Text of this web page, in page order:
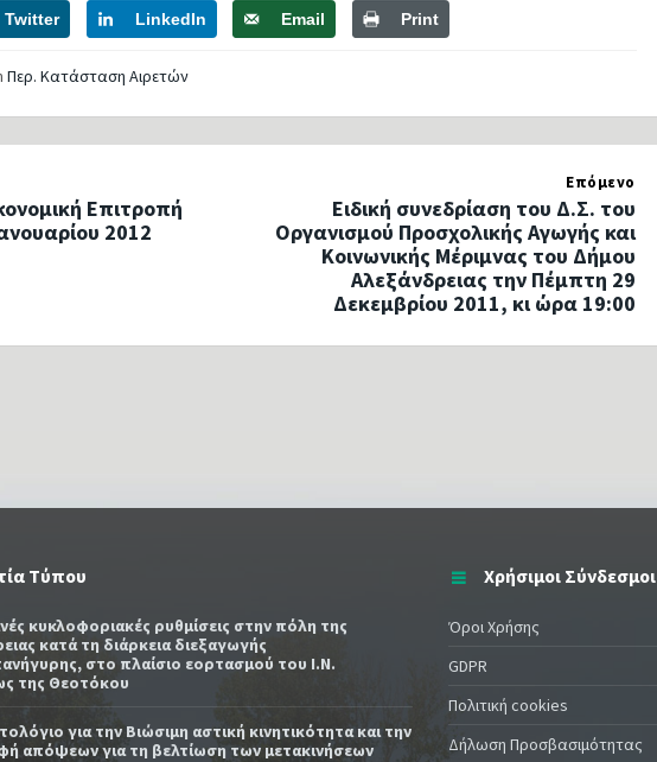
Twitter LinkedIn Email Print
Περ. Κατάσταση Αιρετών
Επιτροπή
2012
Επόμενο
Ειδική συνεδρίαση του Δ.Σ. του
Οργανισμού Προσχολικής Αγωγής και
Κοινωνικής Μέριμνας του Δήμου
Αλεξάνδρειας την Πέμπτη 29
Δεκεμβρίου 2011, κι ώρα 19:00
Τύπου
κυκλοφοριακές ρυθμίσεις στην πόλη της
κατά τη διάρκεια διεξαγωγής
στο πλαίσιο εορτασμού του Ι.Ν.
της Θεοτόκου
για την Βιώσιμη αστική κινητικότητα και την
απόψεων για τη βελτίωση των μετακινήσεων
Χρήσιμοι Σύνδεσμοι
Όροι Χρήσης
GDPR
Πολιτική cookies
Δήλωση Προσβασιμότητας